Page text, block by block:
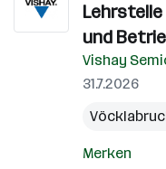
und
Vishay
31.7.2026
Merken